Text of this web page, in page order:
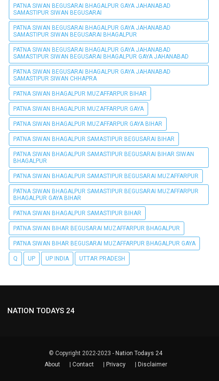
PATNA SIWAN BEGUSARAI BHAGALPUR GAYA JAHANABAD
SAMASTIPUR SIWAN BEGUSARAI
PATNA SIWAN BEGUSARAI BHAGALPUR GAYA JAHANABAD
SAMASTIPUR SIWAN BEGUSARAI BHAGALPUR
PATNA SIWAN BEGUSARAI BHAGALPUR GAYA JAHANABAD
SAMASTIPUR SIWAN BEGUSARAI BHAGALPUR GAYA JAHANABAD
PATNA SIWAN BEGUSARAI BHAGALPUR GAYA JAHANABAD
SAMASTIPUR SIWAN CHHAPRA
PATNA SIWAN BHAGALPUR MUZAFFARPUR BIHAR
PATNA SIWAN BHAGALPUR MUZAFFARPUR GAYA
PATNA SIWAN BHAGALPUR MUZAFFARPUR GAYA BIHAR
PATNA SIWAN BHAGALPUR SAMASTIPUR BEGUSARAI BIHAR
PATNA SIWAN BHAGALPUR SAMASTIPUR BEGUSARAI BIHAR SIWAN
BHAGALPUR
PATNA SIWAN BHAGALPUR SAMASTIPUR BEGUSARAI MUZAFFARPUR
PATNA SIWAN BHAGALPUR SAMASTIPUR BEGUSARAI MUZAFFARPUR
BHAGALPUR GAYA BIHAR
PATNA SIWAN BHAGALPUR SAMASTIPUR BIHAR
PATNA SIWAN BIHAR BEGUSARAI MUZAFFARPUR BHAGALPUR
PATNA SIWAN BIHAR BEGUSARAI MUZAFFARPUR BHAGALPUR GAYA
Q UP UP INDIA UTTAR PRADESH
NATION TODAYS 24
© Copyright 2022-2023 - Nation Todays 24
About
| Contact | Privacy | Disclaimer